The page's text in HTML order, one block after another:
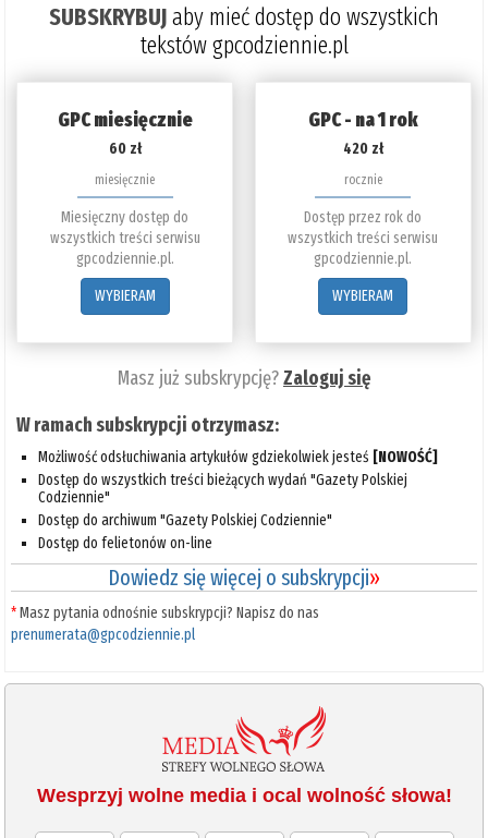
SUBSKRYBUJaby mieć dostęp do wszystkich
tekstów gpcodziennie.pl
GPC miesięcznie
60 zł
miesięcznie
Miesięczny dostęp do
wszystkich treści serwisu
gpcodziennie.pl.
WYBIERAM
GPC - na 1 rok
420 zł
rocznie
Dostęp przez rok do
wszystkich treści serwisu
gpcodziennie.pl.
WYBIERAM
Masz już subskrypcję?Zaloguj się
W ramach subskrypcji otrzymasz:
Możliwość odsłuchiwania artykułów gdziekolwiek jesteś [NOWOŚĆ]
Dostęp do wszystkich treści bieżących wydań "Gazety Polskiej
Codziennie"
Dostęp do archiwum "Gazety Polskiej Codziennie"
Dostęp do felietonów on-line
Dowiedz się więcej o subskrypcji»
*Masz pytania odnośnie subskrypcji? Napisz do nas
prenumerata@gpcodziennie.pl
Wesprzyj wolne media i ocal wolność słowa!